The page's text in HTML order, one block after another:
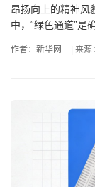
昂扬向上的精神风
中，“绿色通道”是
作者：新华网 来源